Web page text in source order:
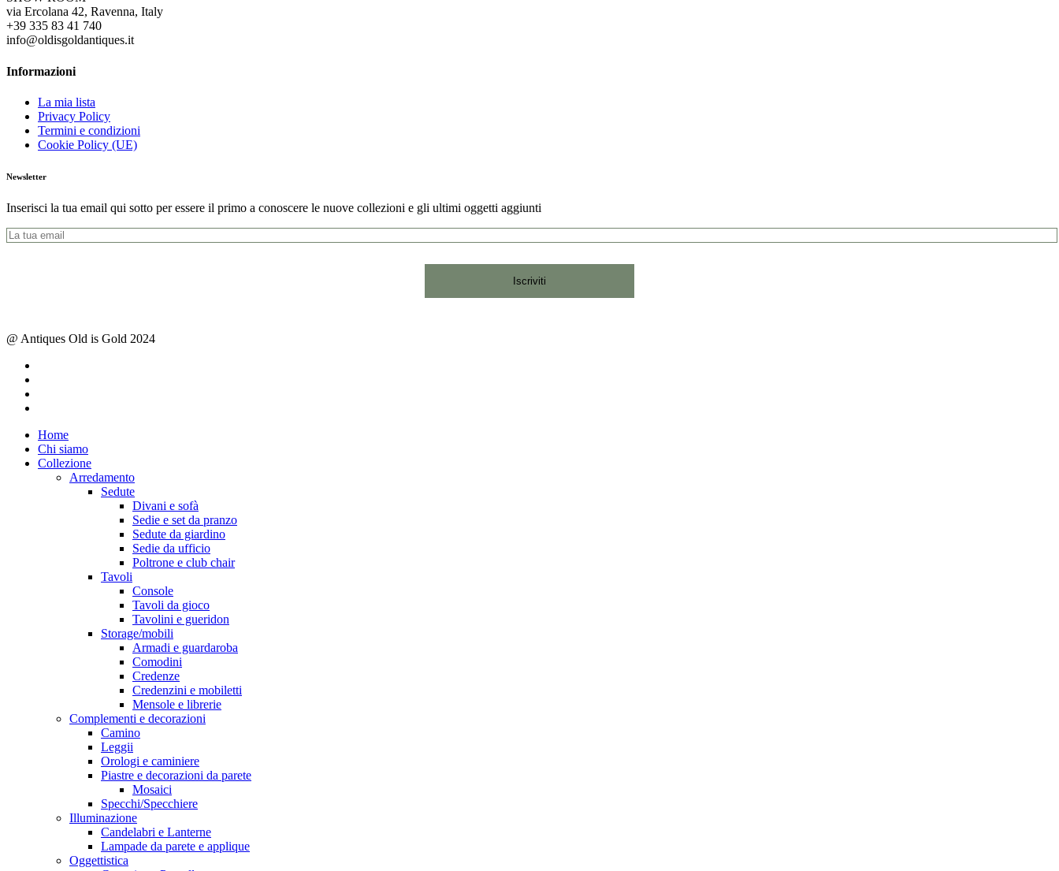
via Ercolana 42, Ravenna, Italy
+39 335 83 41 740
info@oldisgoldantiques.it
Informazioni
La mia lista
Privacy Policy
Termini e condizioni
Cookie Policy (UE)
Newsletter
Inserisci la tua email qui sotto per essere il primo a conoscere le nuove collezioni e gli ultimi oggetti aggiunti
@ Antiques Old is Gold 2024
Close
Menu
Home
Chi siamo
Collezione
Arredamento
Sedute
Divani e sofà
Sedie e set da pranzo
Sedute da giardino
Sedie da ufficio
Poltrone e club chair
Tavoli
Console
Tavoli da gioco
Tavolini e gueridon
Storage/mobili
Armadi e guardaroba
Comodini
Credenze
Credenzini e mobiletti
Mensole e librerie
Complementi e decorazioni
Camino
Leggii
Orologi e caminiere
Piastre e decorazioni da parete
Mosaici
Specchi/Specchiere
Illuminazione
Candelabri e Lanterne
Lampade da parete e applique
Oggettistica